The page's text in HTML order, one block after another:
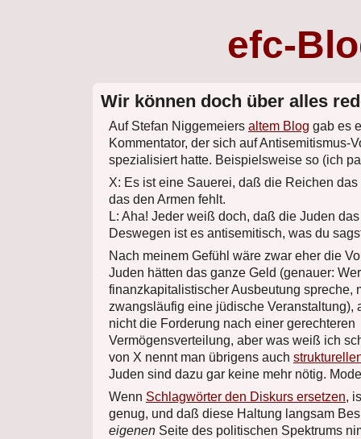
efc-
Wir können doch über alles
Auf Stefan Niggemeiers altem Blog gab es
Kommentator, der sich auf Antisemitismus-
spezialisiert hatte. Beispielsweise so (ich
X: Es ist eine Sauerei, daß die Reichen
das den Armen fehlt.
L: Aha! Jeder weiß doch, daß die Juden
Deswegen ist es antisemitisch, was du
Nach meinem Gefühl wäre zwar eher die
Juden hätten das ganze Geld (genauer:
finanzkapitalistischer Ausbeutung spreche,
zwangsläufig eine jüdische Veranstaltung),
nicht die Forderung nach einer gerechteren
Vermögensverteilung, aber was weiß ich
von X nennt man übrigens auch
Juden sind dazu gar keine mehr nötig.
Wenn Schlagwörter den Diskurs ersetzen,
genug, und daß diese Haltung langsam
eigenen Seite des politischen Spektrums